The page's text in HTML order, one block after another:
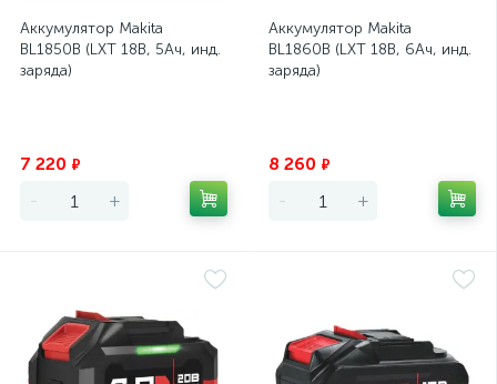
Аккумулятор Makita
BL1850B (LXT 18В, 5Ач, инд.
заряда)
7 220 ₽
- +
Аккумулятор Makita
BL1860B (LXT 18В, 6Ач, инд.
заряда)
8 260 ₽
- +